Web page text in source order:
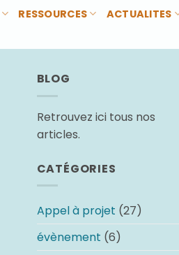
RESSOURCES ACTUALITES
BLOG
Retrouvez ici tous nos
articles.
CATÉGORIES
Appel à projet (27)
évènement (6)